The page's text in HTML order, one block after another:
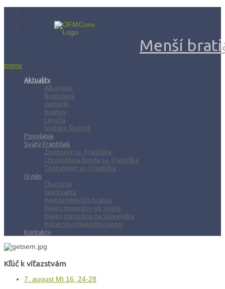
Menší
menu
Aktuality
Albánsko
Bratislava
Juniorát
Brehov
Levoča
Spišský Štvrtok
Povolanie
Svätý František
Životopis sv. Františka
Chronológia života sv. Františka
Testament sv. Františka
O nás
Charizma
Spiritualita
Regula Menších bratov
Dejiny minoritov vo svete
Dejiny minoritov na Slovensku
Rytierstvo Nepoškvrnenej
Kontakty
Kľúč k víťazstvám
7. august Mt 16, 24-28